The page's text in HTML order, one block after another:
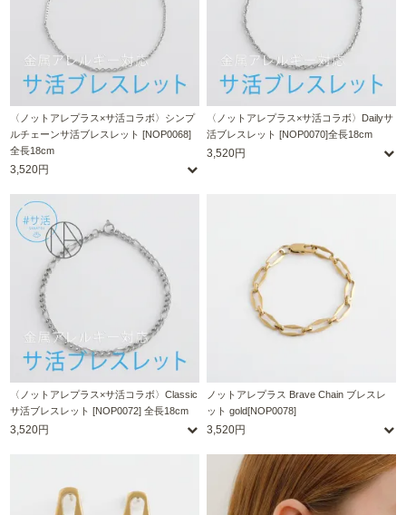
〈ノットアレプラス×サ活コラボ〉シンプ
ルチェーンサ活ブレスレット [NOP0068]
全長18cm
3,520円
〈ノットアレプラス×サ活コラボ〉Dailyサ
活ブレスレット [NOP0070]全長18cm
3,520円
〈ノットアレプラス×サ活コラボ〉Classic
サ活ブレスレット [NOP0072] 全長18cm
3,520円
ノットアレプラス Brave Chain ブレスレ
ット gold[NOP0078]
3,520円